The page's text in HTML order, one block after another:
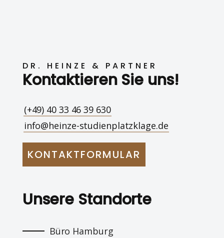
DR. HEINZE & PARTNER
Kontaktieren Sie uns!
(+49) 40 33 46 39 630
info@heinze-studienplatzklage.de
KONTAKTFORMULAR
Unsere Standorte
Büro Hamburg